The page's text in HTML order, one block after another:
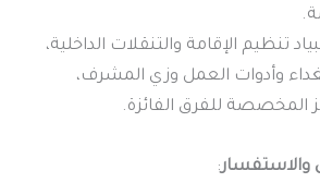
تنظيم الإقامة والتنقلات الداخلية،
وأدوات العمل وزي المشرف،
المخصصة للفرق الفائزة.
: